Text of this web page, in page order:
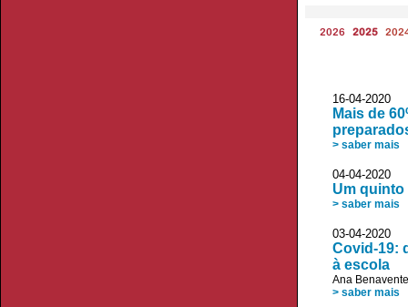
2026 2025
16-04-2020
Mais de
> saber mais
04-04-2020
Um
> saber mais
03-04-
Covid-19:
à escola
Ana Benavente
> saber mais